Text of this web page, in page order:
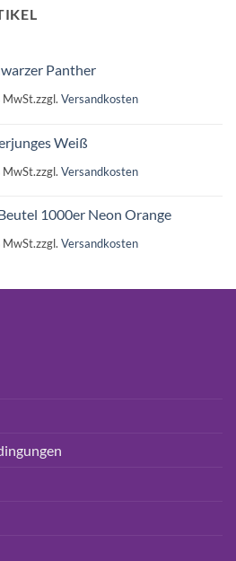
15,75€.
Panther
MwSt.zzgl. Versandkosten
Weiß
MwSt.zzgl. Versandkosten
1000er Neon Orange
MwSt.zzgl. Versandkosten